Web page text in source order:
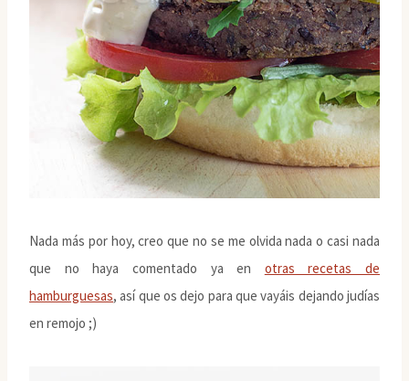
Nada más por hoy, creo que no se me olvida nada o casi nada
que no haya comentado ya en otras recetas de
hamburguesas, así que os dejo para que vayáis dejando judías
en remojo ;)